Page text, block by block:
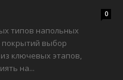
0
типов напольных
покрытий выбор
ключевых этапов,
на...